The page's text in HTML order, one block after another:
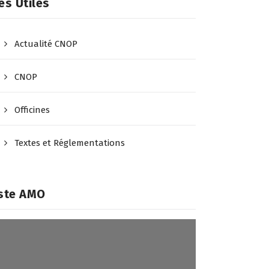
Actualité CNOP
CNOP
Officines
Textes et Réglementations
AMO